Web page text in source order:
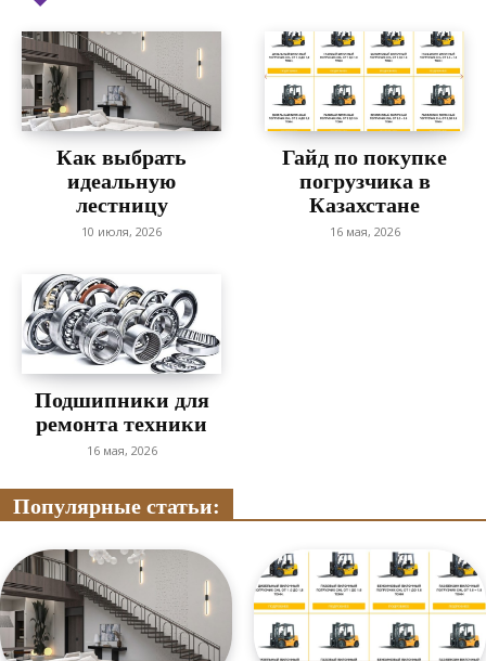
Как выбрать
идеальную
лестницу
10 июля, 2026
Гайд по покупке
погрузчика в
Казахстане
16 мая, 2026
Подшипники для
ремонта техники
16 мая, 2026
Популярные статьи: